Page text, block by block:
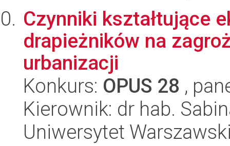
Czynniki kształtujące
drapieżników na
urbanizacji
Konkurs: OPUS 28 ,
Kierownik: dr hab.
Uniwersytet